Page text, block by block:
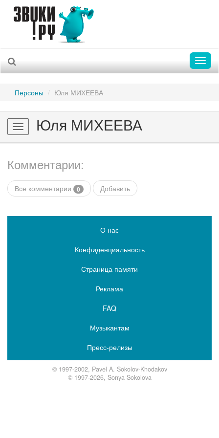
Персоны Юля МИХЕЕВА
Toggle
navigation
Юля МИХЕЕВА
Комментарии:
Все комментарии 0 Добавить
О нас
Конфиденциальность
Страница памяти
Реклама
FAQ
Музыкантам
Пресс-релизы
© 1997-2002, Pavel A. Sokolov-Khodakov
© 1997-2026, Sonya Sokolova